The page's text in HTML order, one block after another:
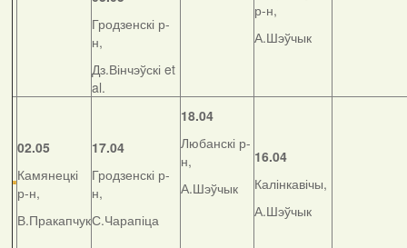
Гродзенскі р-
н,
Дз.Вінчэўскі et
al.
р-н,
А.Шэўчык
02.05
Камянецкі
р-н,
В.Пракапчук
17.04
Гродзенскі р-
н,
С.Чарапіца
18.04
Любанскі р-
н,
А.Шэўчык
16.04
Калінкавічы,
А.Шэўчык